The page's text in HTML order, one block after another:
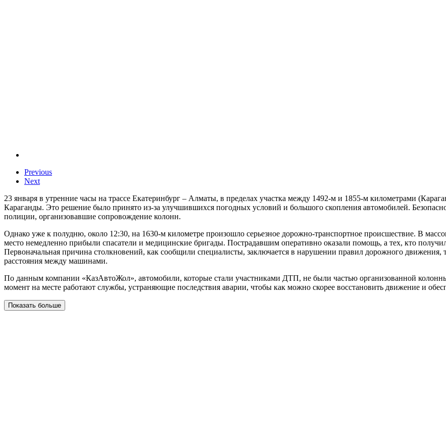
Previous
Next
23 января в утренние часы на трассе Екатеринбург – Алматы, в пределах участка между 1492-м и 1855-м километрами
Караганды. Это решение было принято из-за улучшившихся погодных условий и большого скопления автомобилей.
полиции, организовавшие сопровождение колонн.
Однако уже к полудню, около 12:30, на 1630-м километре произошло серьезное дорожно-транспортное происшествие. В
место немедленно прибыли спасатели и медицинские бригады. Пострадавшим оперативно оказали помощь, а тех, кто
Первоначальная причина столкновений, как сообщили специалисты, заключается в нарушении правил дорожного движения,
расстояния между машинами.
По данным компании «КазАвтоЖол», автомобили, которые стали участниками ДТП, не были частью организованной
момент на месте работают службы, устраняющие последствия аварии, чтобы как можно скорее восстановить движение и
Показать больше